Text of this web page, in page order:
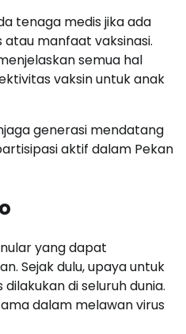
tenaga medis jika ada
manfaat vaksinasi.
semua hal
vaksin untuk anak
generasi mendatang
aktif dalam Pekan
yang dapat
Sejak dulu, upaya untuk
di seluruh dunia.
dalam melawan virus